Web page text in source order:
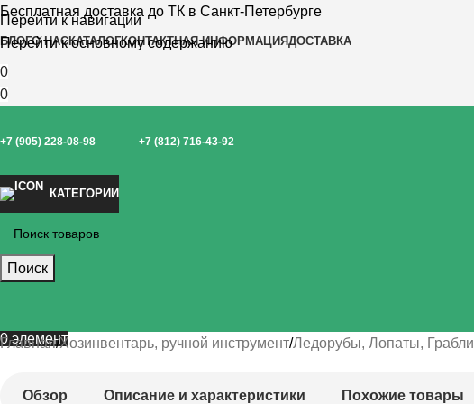
Перейти к навигации
Перейти к основному содержанию
Бесплатная доставка до ТК в Санкт-Петербурге
БЛОГО НАСКАТАЛОГКОНТАКТНАЯ ИНФОРМАЦИЯДОСТАВКА
0
0
+7 (905) 228-08-98 +7 (812) 716-43-92
КАТЕГОРИИ
Поиск
0элемент
Главная Хозинвентарь, ручной инструмент Ледорубы, Лопаты, Грабли
Обзор Описание и характеристики Похожие товары